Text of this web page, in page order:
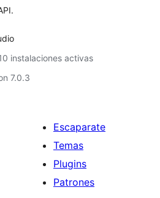
instalaciones activas
7.0.3
Escaparate
Temas
Plugins
Patrones